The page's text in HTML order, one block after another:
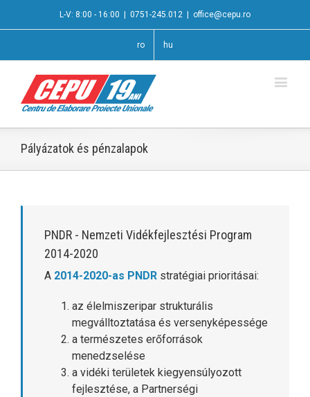
L-V: 8:00 - 16:00 0751-245.012 office@cepu.ro
ro hu
Pályázatok és pénzalapok
PNDR - Nemzeti Vidékfejlesztési Program
2014-2020
A 2014-2020-as PNDR stratégiai prioritásai:
az élelmiszeripar strukturális
megválltoztatása és versenyképessége
a természetes erőforrások
menedzselése
a vidéki területek kiegyensúlyozott
fejlesztése, a Partnerségi